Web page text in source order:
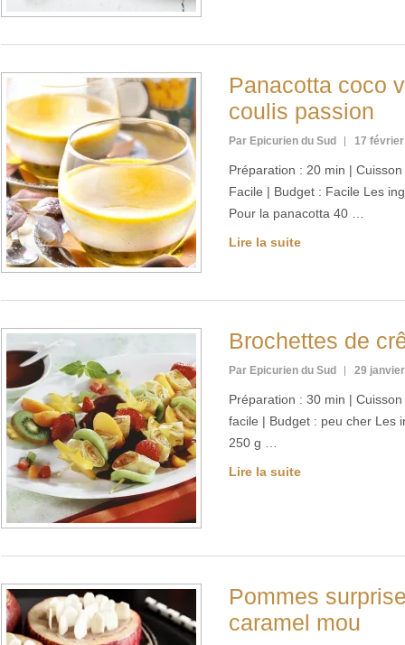
Panacotta coco
coulis passion
Par Epicurien du Sud 17
Préparation : 20 min |
Facile | Budget : Facile Les
Pour la panacotta 40 …
Lire la suite
Brochettes de
Par Epicurien du Sud 29
Préparation : 30 min |
facile | Budget : peu cher Les
250 g …
Lire la suite
Pommes
caramel mou